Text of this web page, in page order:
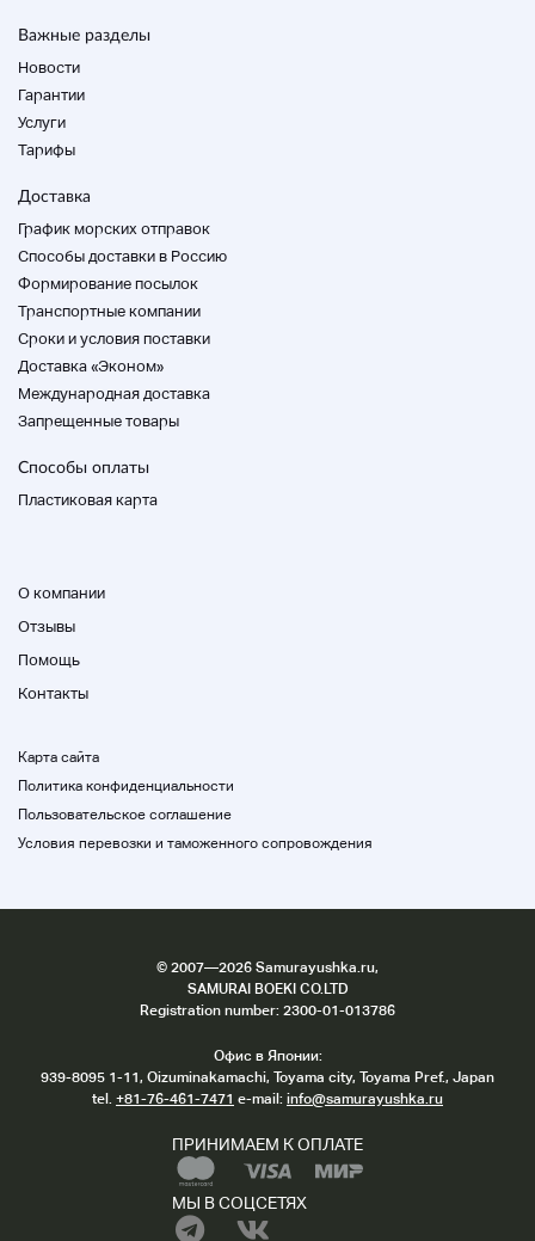
* Основная труба очень жесткая.
Рядом с логотипом есть вогнутый.
* В верхней части поршня отсутствует часть
сильное.
Это свободное состояние, когда металлические
фитинги на правой стороне корпуса
открываются.
* Поскольку это не наш специализированный
магазин, необходимо провести ремонт, такой как
настройка и замена деталей.
Спасибо за понимание.
Д., Которые трудно судить по изображению.
быть виден из-за влияния освещения и
съемочной среды.
Судоходство
Для жителей Окинавы и других удаленных
* Отгрузка билета на тот же день может быть
(Мы не храним продукты.) Кроме того, плата за
доставку не включена.
★Приемлемый) ★
запроса в магазин.
Мы приложим право (счет) с письмом о доставке.
Обратите внимание, что система аукционов
Yahoo изменилась.
Важные разделы
Новости
Гарантии
Услуги
Тарифы
Доставка
График морских отправок
Способы доставки в Россию
Формирование посылок
Транспортные компании
Cроки и условия поставки
Доставка «Эконом»
Международная доставка
Запрещенные товары
Способы оплаты
Пластиковая карта
О компании
Отзывы
Помощь
Контакты
Карта сайта
Политика конфиденциальности
Пользовательское соглашение
Условия перевозки и таможенного сопровождения
© 2007—2026 Samurayushka.ru,
SAMURAI BOEKI CO.LTD
Registration number: 2300-01-013786
Офис в Японии:
939-8095 1-11, Oizuminakamachi, Toyama city, Toyama Pref., Japan
tel. +81-76-461-7471 e-mail: info@samurayushka.ru
ПРИНИМАЕМ К ОПЛАТЕ
МЫ В СОЦСЕТЯХ